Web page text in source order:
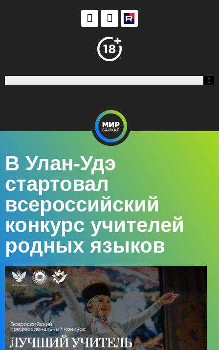
В Улан-Удэ
стартовал
всероссийский
конкурс учителей
родных языков